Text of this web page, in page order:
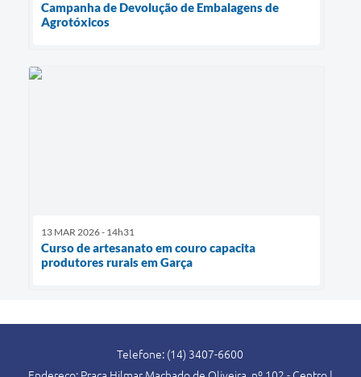
Campanha de Devolução de Embalagens de
Agrotóxicos
13 MAR 2026 - 14h31
Curso de artesanato em couro capacita
produtores rurais em Garça
Telefone: (14) 3407-6600